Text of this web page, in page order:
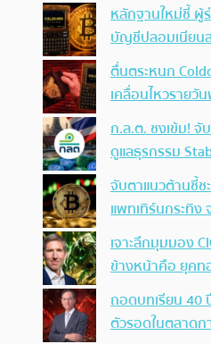
หลักฐานใหม่ชี้ ผู้
บัญชีปลอมเนียน
ตื่นตระหนก
เคลื่อนไหวรายวั
ก.ล.ต. ชงเข้ม!
ดูแลธุรกรรม
จับตาแนวต้านชี้
แพทเทิร์นกระทิ
เจาะลึกมุมมอง
ข้างหน้าคือ ยุคท
ถอดบทเรียน 40
ตัวรอดในตลาด